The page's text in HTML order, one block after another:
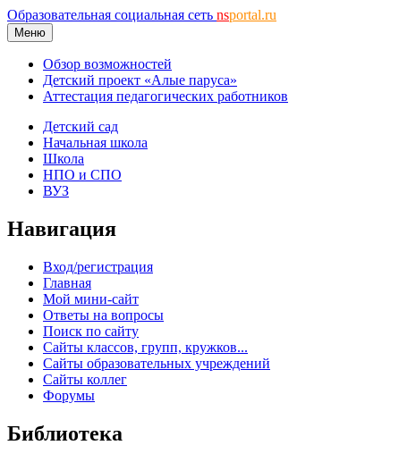
Образовательная социальная сеть nsportal.ru
Меню
Обзор возможностей
Детский проект «Алые паруса»
Аттестация педагогических работников
Детский сад
Начальная школа
Школа
НПО и СПО
ВУЗ
Навигация
Вход/регистрация
Главная
Мой мини-сайт
Ответы на вопросы
Поиск по сайту
Сайты классов, групп, кружков...
Сайты образовательных учреждений
Сайты коллег
Форумы
Библиотека